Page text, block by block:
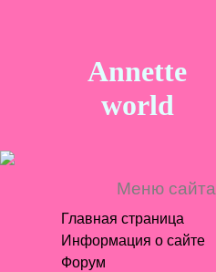
Annette
world
Меню сайта
Главная страница
Информация о сайте
Форум